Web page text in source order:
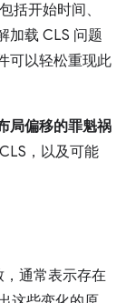
括开始时间、
加载 CLS 问题
可以轻松重现此
局偏移的罪魁祸
，以及可能
通常表示存在